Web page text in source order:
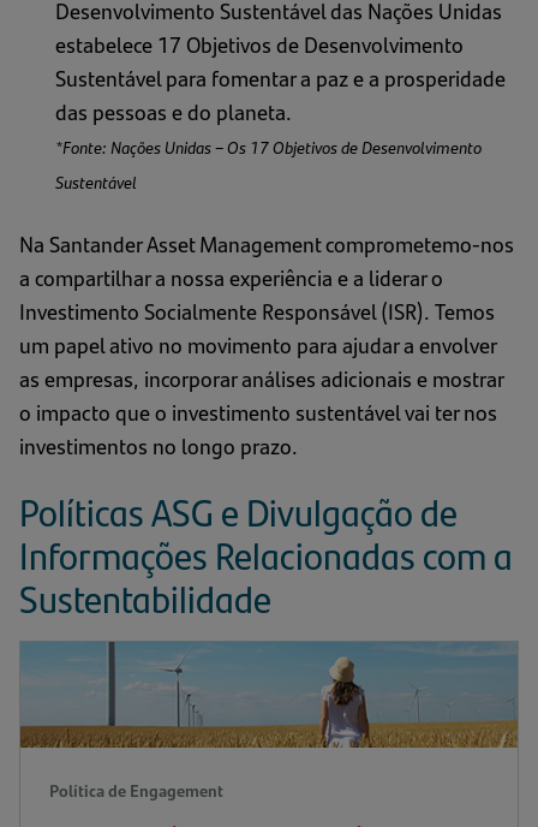
Desenvolvimento Sustentável das Nações Unidas
estabelece 17 Objetivos de Desenvolvimento
Sustentável para fomentar a paz e a prosperidade
das pessoas e do planeta.
*Fonte: Nações Unidas – Os 17 Objetivos de Desenvolvimento
Sustentável
Na Santander Asset Management comprometemo-nos
a compartilhar a nossa experiência e a liderar o
Investimento Socialmente Responsável (ISR). Temos
um papel ativo no movimento para ajudar a envolver
as empresas, incorporar análises adicionais e mostrar
o impacto que o investimento sustentável vai ter nos
investimentos no longo prazo.
Políticas ASG e Divulgação de
Informações Relacionadas com a
Sustentabilidade
Política de Engagement